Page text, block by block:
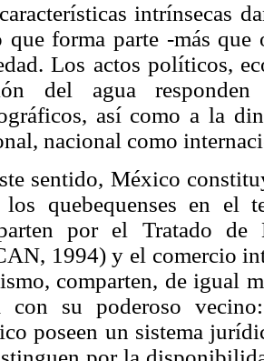
intrínsecas
que forma parte -más
Los actos políticos,
del agua
así como a la
nacional como
sentido, México
los quebequenses en el
por el Tratado
1994) y el comercio
comparten, de igual
con su poderoso
poseen un sistema